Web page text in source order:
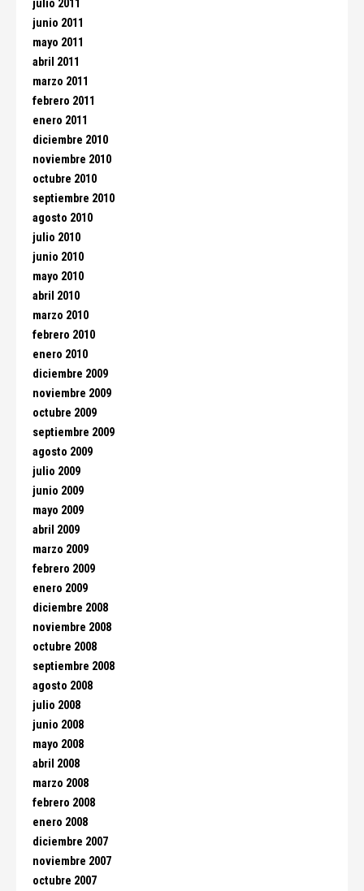
julio 2011
junio 2011
mayo 2011
abril 2011
marzo 2011
febrero 2011
enero 2011
diciembre 2010
noviembre 2010
octubre 2010
septiembre 2010
agosto 2010
julio 2010
junio 2010
mayo 2010
abril 2010
marzo 2010
febrero 2010
enero 2010
diciembre 2009
noviembre 2009
octubre 2009
septiembre 2009
agosto 2009
julio 2009
junio 2009
mayo 2009
abril 2009
marzo 2009
febrero 2009
enero 2009
diciembre 2008
noviembre 2008
octubre 2008
septiembre 2008
agosto 2008
julio 2008
junio 2008
mayo 2008
abril 2008
marzo 2008
febrero 2008
enero 2008
diciembre 2007
noviembre 2007
octubre 2007